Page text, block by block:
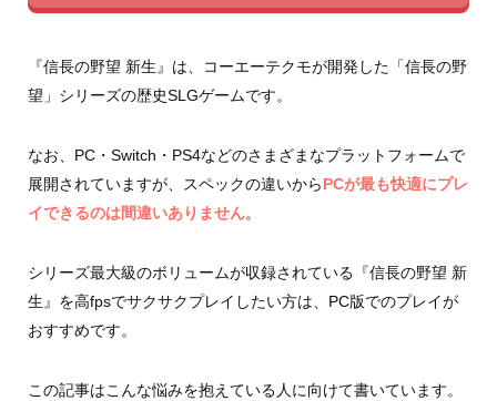
『信長の野望 新生』は、コーエーテクモが開発した「信長の野
望」シリーズの歴史SLGゲームです。
なお、PC・Switch・PS4などのさまざまなプラットフォームで
展開されていますが、スペックの違いからPCが最も快適にプレ
イできるのは間違いありません。
シリーズ最大級のボリュームが収録されている『信長の野望 新
生』を高fpsでサクサクプレイしたい方は、PC版でのプレイが
おすすめです。
この記事はこんな悩みを抱えている人に向けて書いています。